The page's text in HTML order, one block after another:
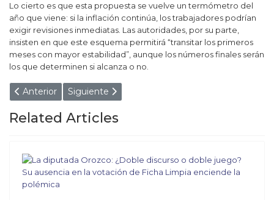
Lo cierto es que esta propuesta se vuelve un termómetro del
año que viene: si la inflación continúa, los trabajadores podrían
exigir revisiones inmediatas. Las autoridades, por su parte,
insisten en que este esquema permitirá “transitar los primeros
meses con mayor estabilidad”, aunque los números finales serán
los que determinen si alcanza o no.
Artículo anterior: ¡CRUELDAD! ROBARON A UN SALTEÑO
Anterior Artículo siguiente: EN ABRIL SERÁ EL JUICIO
Siguiente
Related Articles